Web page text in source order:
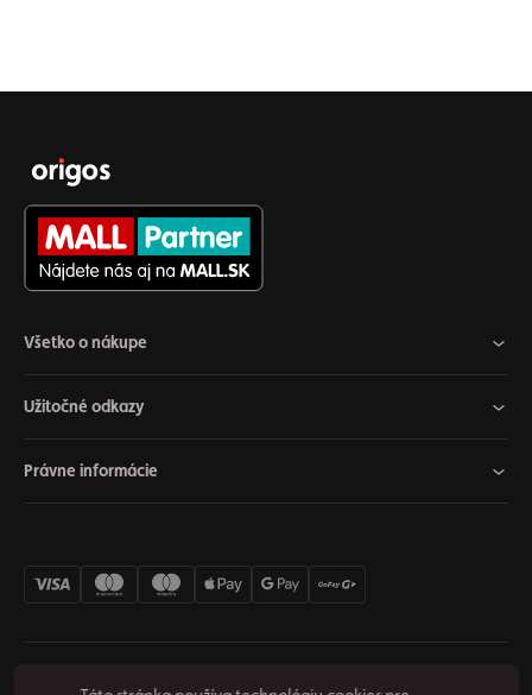
Všetko o nákupe
Užitočné odkazy
Právne informácie
Nastavenia cookies Odstúpiť od zmluvy Súkromie